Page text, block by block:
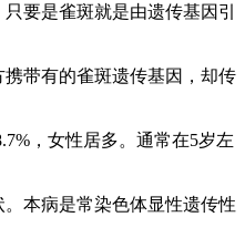
要是雀斑就是由遗传基因引
带有的雀斑遗传基因，却传
，女性居多。通常在5岁左
本病是常染色体显性遗传性